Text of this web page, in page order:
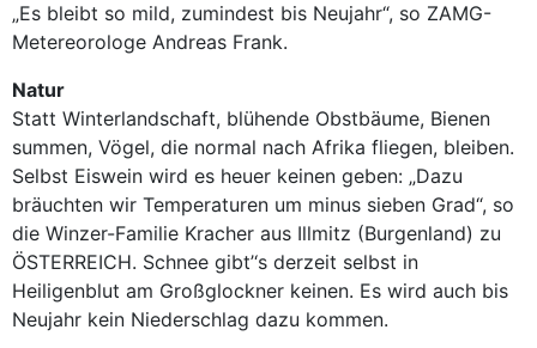
„Es bleibt so mild, zumindest bis Neujahr“, so ZAMG-
Metereorologe Andreas Frank.
Natur
Statt Winterlandschaft, blühende Obstbäume, Bienen
summen, Vögel, die normal nach Afrika fliegen, bleiben.
Selbst Eiswein wird es heuer keinen geben: „Dazu
bräuchten wir Temperaturen um minus sieben Grad“, so
die Winzer-Familie Kracher aus Illmitz (Burgenland) zu
ÖSTERREICH. Schnee gibt’‘s derzeit selbst in
Heiligenblut am Großglockner keinen. Es wird auch bis
Neujahr kein Niederschlag dazu kommen.